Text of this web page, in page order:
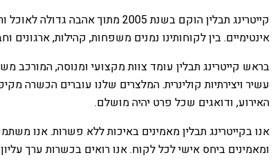
קייטרינג תבלין הוקם בשנת
אינטימיים. בין לקוחותינו נמנים משפחות, קהילות,
בראש קייטרינג תבלין עומד צוות מקצועי ומנוסה, המורכב
עשיר ויצירתיות קולינרית. המלצרים שלנו עוברים הכשרה
האירוע, ודואגים שכל פרט יהיה מושלם.
אנו בקייטרינג תבלין מאמינים באיכות ללא פשרות. אנו
ומאמינים ביחס אישי לכל לקוח. אנו רואים בכשרות ערך